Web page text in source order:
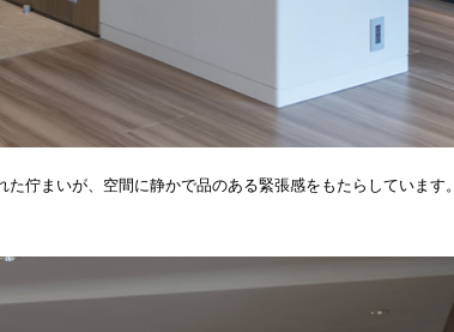
佇まいが、空間に静かで品のある緊張感をもたらしています。